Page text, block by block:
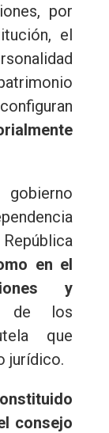
por
el
en el
y
de los
que
jurídico.
consejo